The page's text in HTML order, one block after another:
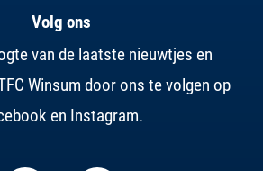
Volg ons
van de laatste nieuwtjes en
Winsum door ons te volgen op
en Instagram.